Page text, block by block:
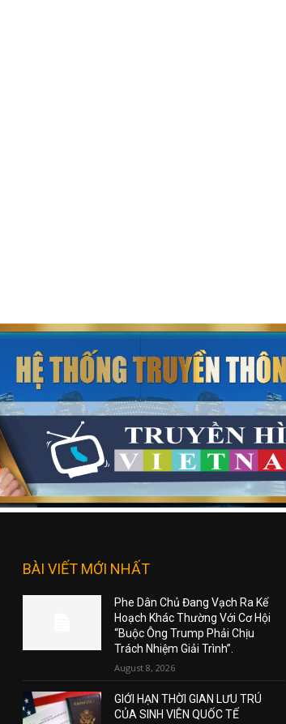
BÀI VIẾT MỚI NHẤT
Phe Dân Chủ Đang Vạch Ra Kế
Hoạch Khác Thường Với Cơ Hội
“Buộc Ông Trump Phải Chịu
Trách Nhiệm Giải Trình”.
August 8, 2026
GIỚI HẠN THỜI GIAN LƯU TRÚ
CỦA SINH VIÊN QUỐC TẾ